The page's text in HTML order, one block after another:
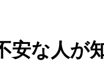
安な人が